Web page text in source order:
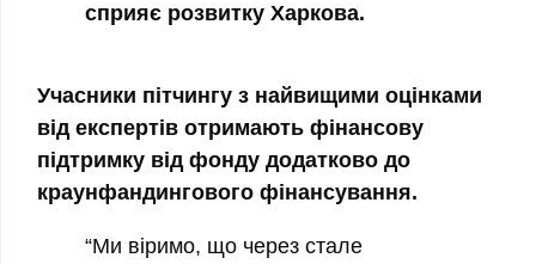
сприяє розвитку Харкова.
Учасники пітчингу з найвищими оцінками
від експертів отримають фінансову
підтримку від фонду додатково до
краунфандингового фінансування.
“Ми віримо, що через стале